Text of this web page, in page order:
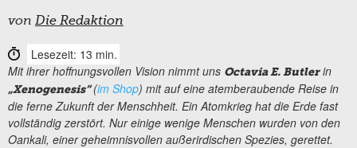
von Die Redaktion
Lesezeit: 13 min.
Mit ihrer hoffnungsvollen Vision nimmt uns Octavia E. Butlerin
„Xenogenesis“(im Shop) mit auf eine atemberaubende Reise in
die ferne Zukunft der Menschheit. Ein Atomkrieg hat die Erde fast
vollständig zerstört. Nur einige wenige Menschen wurden von den
Oankali, einer geheimnisvollen außerirdischen Spezies, gerettet.